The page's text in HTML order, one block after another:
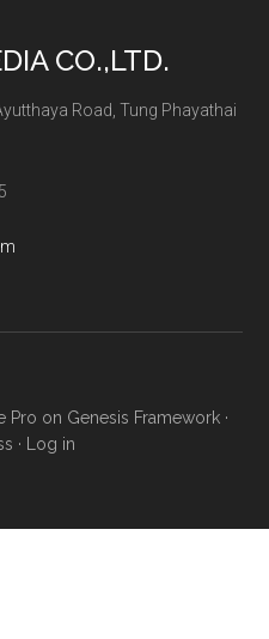
CO.,LTD.
Road, Tung Phayathai
Pro on Genesis Framework·
Log in